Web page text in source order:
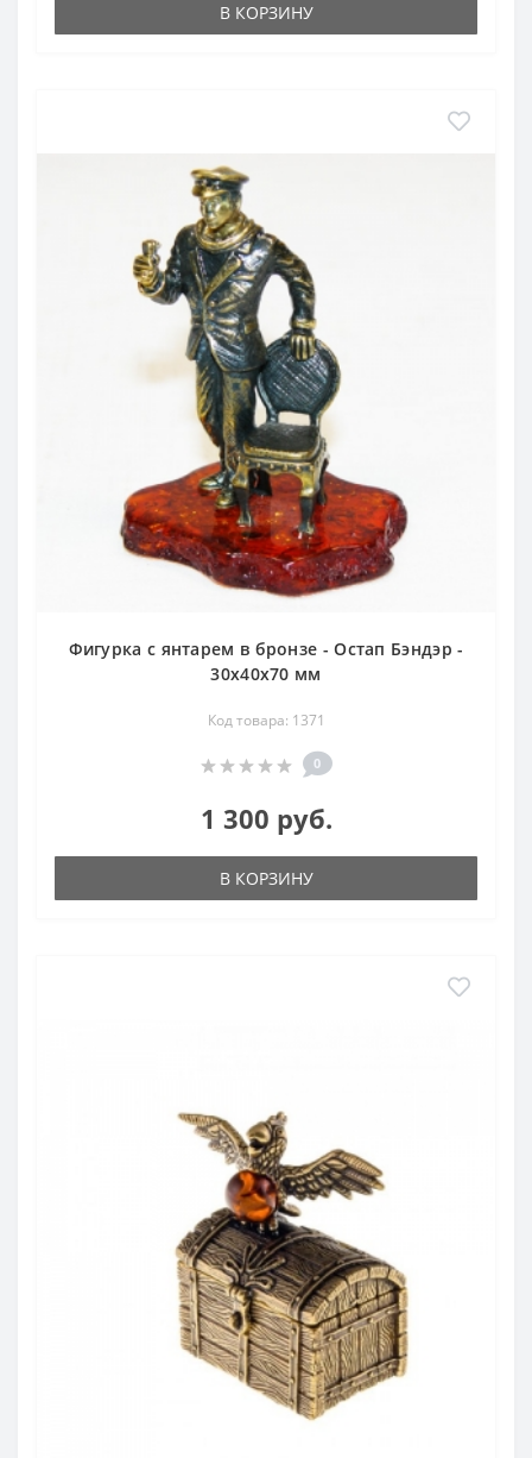
В КОРЗИНУ
Фигурка с янтарем в бронзе - Остап Бэндэр -
30х40х70 мм
Код товара: 1371
0
1 300 руб.
В КОРЗИНУ